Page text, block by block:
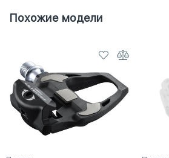
Похожие модели